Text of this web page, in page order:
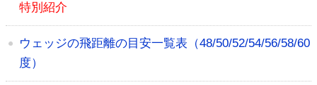
特別紹介
ウェッジの飛距離の目安一覧表（48/50/52/54/56/58/60
度）